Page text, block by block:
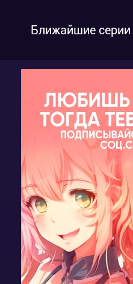
Ближайшие серии